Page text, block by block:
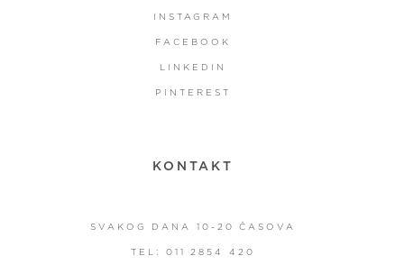
INSTAGRAM
FACEBOOK
LINKEDIN
PINTEREST
KONTAKT
SVAKOG DANA 10-20 ČASOVA
TEL: 011 2854 420